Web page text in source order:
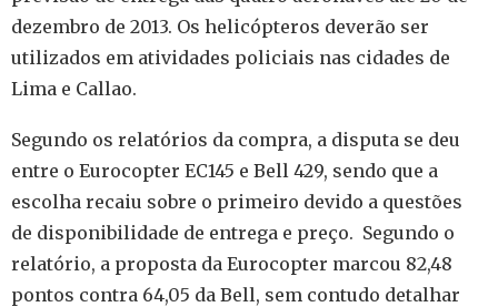
dezembro de 2013. Os helicópteros deverão ser
utilizados em atividades policiais nas cidades de
Lima e Callao.
Segundo os relatórios da compra, a disputa se deu
entre o Eurocopter EC145 e Bell 429, sendo que a
escolha recaiu sobre o primeiro devido a questões
de disponibilidade de entrega e preço. Segundo o
relatório, a proposta da Eurocopter marcou 82,48
pontos contra 64,05 da Bell, sem contudo detalhar